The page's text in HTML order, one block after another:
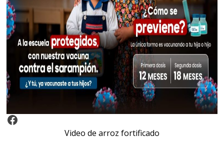
Video Arroz Fortificado
Video de arroz fortificado